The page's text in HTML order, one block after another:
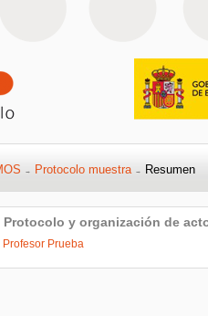
Protocolo muestra Resumen
Protocolo y organización de
Profesor Prueba